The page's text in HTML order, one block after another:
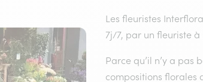
Les fleuristes
7j/7, par un fleuriste
Parce qu’il n’y a pas
compositions florales